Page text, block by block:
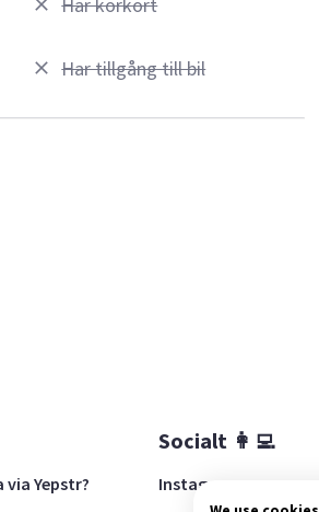
Har tillgång till bil
via Yepstr?
Socialt 👩‍💻
Instagram